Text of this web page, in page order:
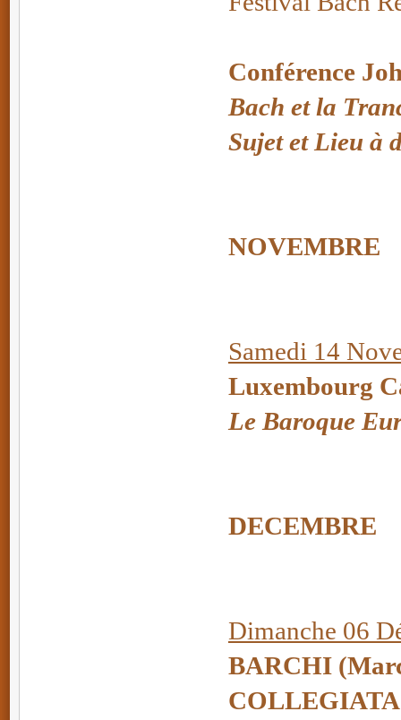
Conférence
Bach et la
Sujet et Lieu à
NOVEMBRE
Samedi 14
Luxembourg
Le Baroque
DECEMBRE
Dimanche 06
BARCHI